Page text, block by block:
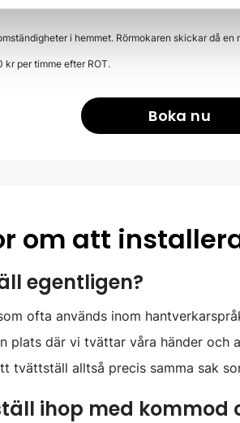
i hemmet. Rörmokaren skickar då
kr per timme efter ROT.
Boka nu
om att
egentligen?
ofta används inom
plats där vi tvättar våra händer och
tvättställ alltså precis samma sak
ihop med kommod